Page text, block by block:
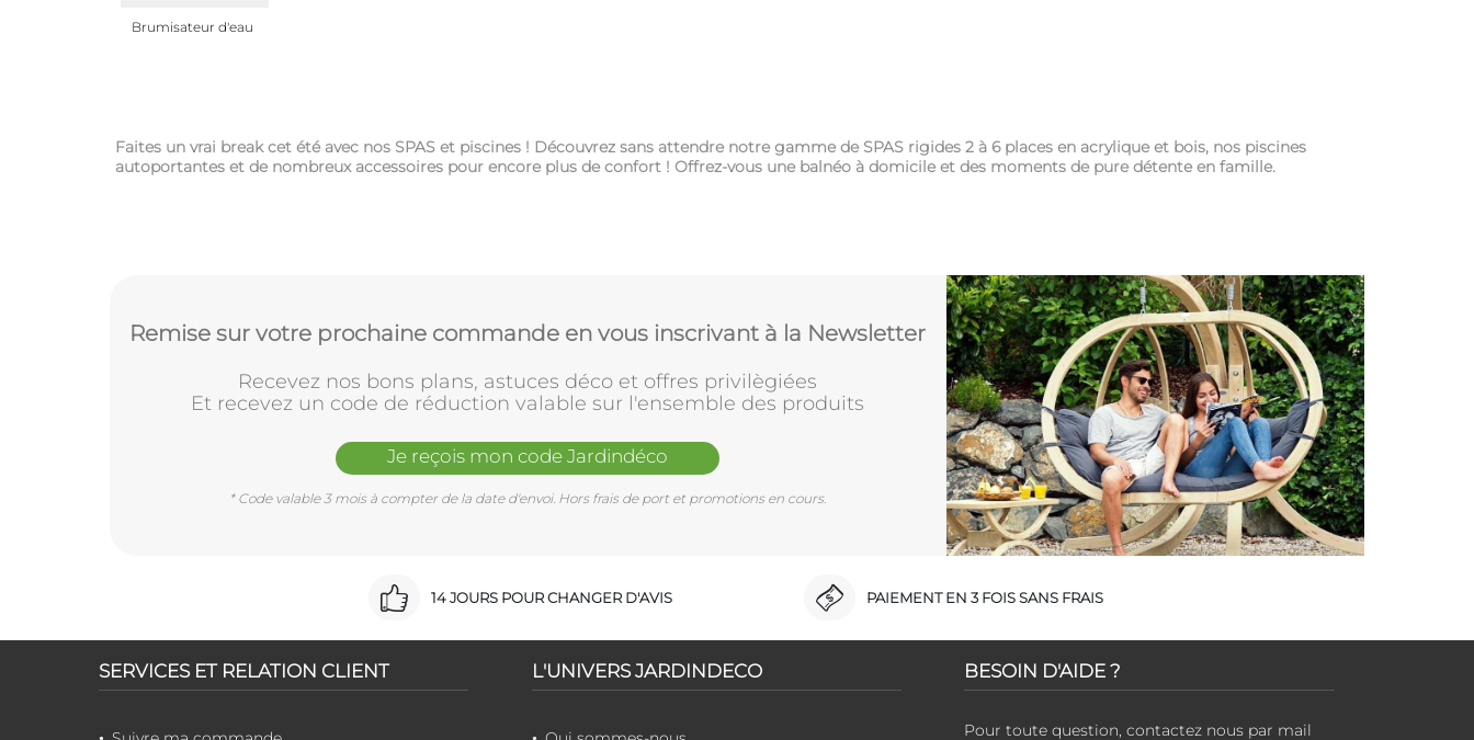
Brumisateur d'eau
Faites un vrai break cet été avec nos SPAS et piscines ! Découvrez sans attendre notre gamme de SPAS rigides 2 à 6 places en acrylique et bois, nos piscines
autoportantes et de nombreux accessoires pour encore plus de confort ! Offrez-vous une balnéo à domicile et des moments de pure détente en famille.
Remise sur votre prochaine commande en vous inscrivant à la Newsletter
Recevez nos bons plans, astuces déco et offres privilègiées
Et recevez un code de réduction valable sur l'ensemble des produits
Je reçois mon code Jardindéco
* Code valable 3 mois à compter de la date d'envoi. Hors frais de port et promotions en cours.
14 JOURS POUR CHANGER D'AVIS PAIEMENT EN 3 FOIS SANS FRAIS
SERVICES ET RELATION CLIENT L'UNIVERS JARDINDECO BESOIN D'AIDE ?
Pour toute question, contactez nous par mail